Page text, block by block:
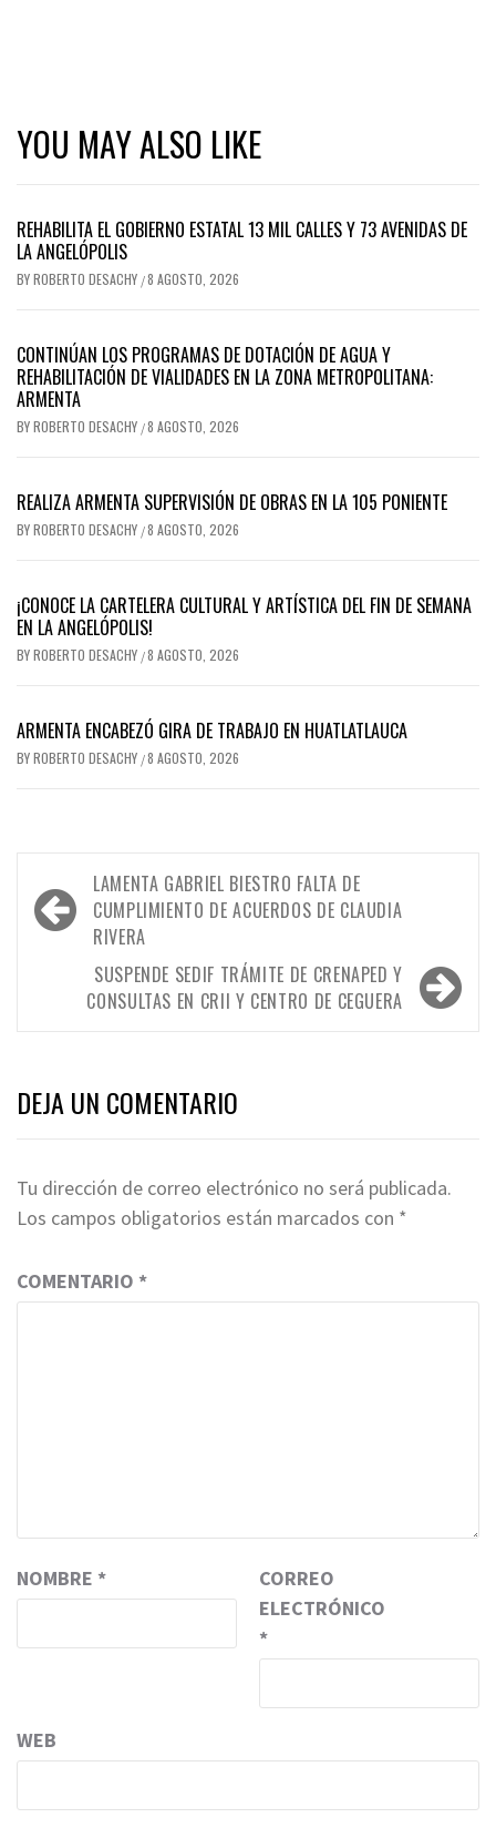
YOU MAY ALSO LIKE
REHABILITA EL GOBIERNO ESTATAL 13 MIL CALLES Y 73 AVENIDAS DE
LA ANGELÓPOLIS
BYROBERTO DESACHY /8 AGOSTO, 2026
CONTINÚAN LOS PROGRAMAS DE DOTACIÓN DE AGUA Y
REHABILITACIÓN DE VIALIDADES EN LA ZONA METROPOLITANA:
ARMENTA
BYROBERTO DESACHY /8 AGOSTO, 2026
REALIZA ARMENTA SUPERVISIÓN DE OBRAS EN LA 105 PONIENTE
BYROBERTO DESACHY /8 AGOSTO, 2026
¡CONOCE LA CARTELERA CULTURAL Y ARTÍSTICA DEL FIN DE SEMANA
EN LA ANGELÓPOLIS!
BYROBERTO DESACHY /8 AGOSTO, 2026
ARMENTA ENCABEZÓ GIRA DE TRABAJO EN HUATLATLAUCA
BYROBERTO DESACHY /8 AGOSTO, 2026
Navegación
de
entradas
LAMENTA GABRIEL BIESTRO FALTA DE
CUMPLIMIENTO DE ACUERDOS DE CLAUDIA
RIVERA
SUSPENDE SEDIF TRÁMITE DE CRENAPED Y
CONSULTAS EN CRII Y CENTRO DE CEGUERA
DEJA UN COMENTARIO
Tu dirección de correo electrónico no será publicada.
Los campos obligatorios están marcados con *
COMENTARIO *
NOMBRE *
CORREO
ELECTRÓNICO
*
WEB